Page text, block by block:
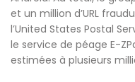
et un million d’URL
l’United States Postal
le service de péage E-
estimées à plusieurs